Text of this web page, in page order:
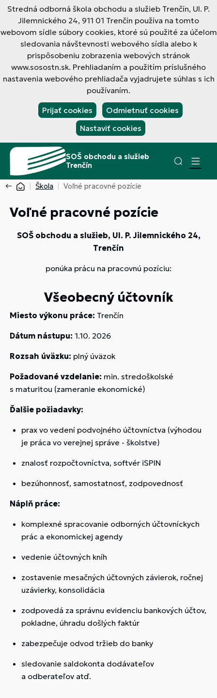
Stredná odborná škola obchodu a služieb Trenčín, Ul. P.
Jilemnického 24, 911 01 Trenčín používa na tomto
webovom sídle súbory cookies, ktoré sú použité za účelom
sledovania návštevnosti webového sídla alebo k
prispôsobeniu zobrazenia webových stránok
www.sosostn.sk. Prehliadaním a použitím príslušného
nastavenia webového prehliadača vyjadrujete súhlas s ich
používaním.
Prijať cookies
Odmietnuť cookies
Nastaviť cookies
SOŠ obchodu a služieb
Trenčín
Škola Voľné pracovné pozície
Voľné pracovné pozície
SOŠ obchodu a služieb, Ul. P. Jilemnického 24,
Trenčín
ponúka prácu na pracovnú pozíciu:
Všeobecný účtovník
Miesto výkonu práce: Trenčín
Dátum nástupu: 1.10. 2026
Rozsah úväzku: plný úväzok
Požadované vzdelanie: min. stredoškolské
s maturitou (zameranie ekonomické)
Ďalšie požiadavky:
prax vo vedení podvojného účtovníctva (výhodou
je práca vo verejnej správe - školstve)
znalosť rozpočtovníctva, softvér iSPIN
bezúhonnosť, samostatnosť, zodpovednosť
Náplň práce:
komplexné spracovanie odborných účtovníckych
prác a ekonomickej agendy
vedenie účtovných kníh
zostavenie mesačných účtovných závierok, ročnej
uzávierky, konsolidácia
zodpovedá za správnu evidenciu bankových účtov,
pokladne, úhradu došlých faktúr
zabezpečuje odvod tržieb do banky
sledovanie saldokonta dodávateľov
a odberateľov atď.